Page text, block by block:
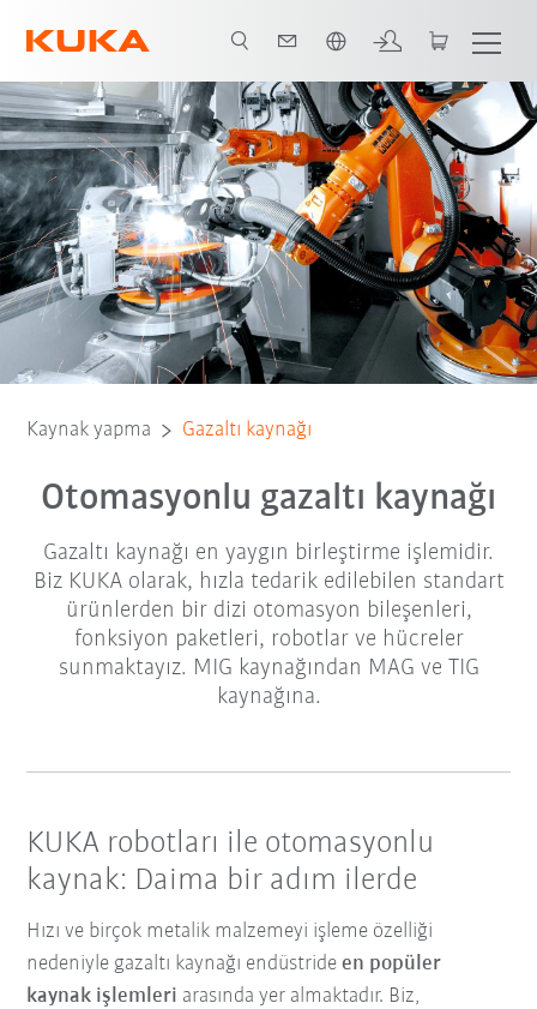
Yöntem Kaynak bileşenleri Yazılım Kaynak teknolojisi
Kaynak yapma Gazaltı kaynağı
Otomasyonlu gazaltı kaynağı
Gazaltı kaynağı en yaygın birleştirme işlemidir.
Biz KUKA olarak, hızla tedarik edilebilen standart
ürünlerden bir dizi otomasyon bileşenleri,
fonksiyon paketleri, robotlar ve hücreler
sunmaktayız. MIG kaynağından MAG ve TIG
kaynağına.
KUKA robotları ile otomasyonlu
kaynak: Daima bir adım ilerde
Hızı ve birçok metalik malzemeyi işleme özelliği
nedeniyle gazaltı kaynağı endüstride en popüler
kaynak işlemleri arasında yer almaktadır. Biz,